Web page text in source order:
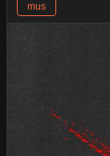
mus